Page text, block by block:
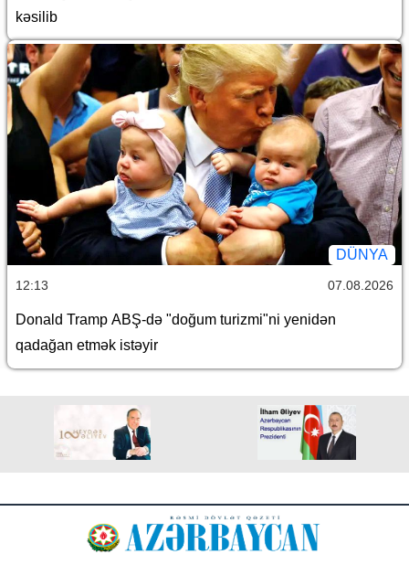
kəsilib
DÜNYA
12:13 07.08.2026
Donald Tramp ABŞ-də "doğum turizmi"ni yenidən
qadağan etmək istəyir